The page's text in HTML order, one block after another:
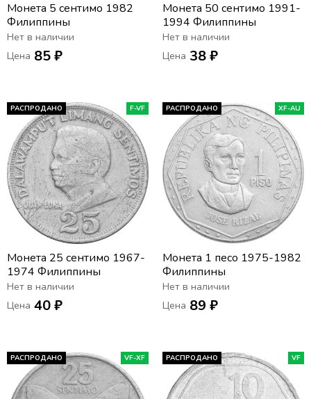
Монета 5 сентимо 1982
Филиппины
Нет в наличии
Цена 85 ₽
Монета 50 сентимо 1991-
1994 Филиппины
Нет в наличии
Цена 38 ₽
РАСПРОДАНО F-VF
Монета 25 сентимо 1967-
1974 Филиппины
Нет в наличии
Цена 40 ₽
РАСПРОДАНО XF-AU
Монета 1 песо 1975-1982
Филиппины
Нет в наличии
Цена 89 ₽
РАСПРОДАНО VF-XF РАСПРОДАНО VF